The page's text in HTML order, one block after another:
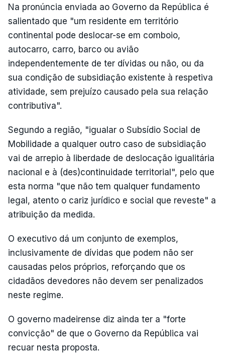
Na pronúncia enviada ao Governo da República é
salientado que "um residente em território
continental pode deslocar-se em comboio,
autocarro, carro, barco ou avião
independentemente de ter dívidas ou não, ou da
sua condição de subsidiação existente à respetiva
atividade, sem prejuízo causado pela sua relação
contributiva".
Segundo a região, "igualar o Subsídio Social de
Mobilidade a qualquer outro caso de subsidiação
vai de arrepio à liberdade de deslocação igualitária
nacional e à (des)continuidade territorial", pelo que
esta norma "que não tem qualquer fundamento
legal, atento o cariz jurídico e social que reveste" a
atribuição da medida.
O executivo dá um conjunto de exemplos,
inclusivamente de dívidas que podem não ser
causadas pelos próprios, reforçando que os
cidadãos devedores não devem ser penalizados
neste regime.
O governo madeirense diz ainda ter a "forte
convicção" de que o Governo da República vai
recuar nesta proposta.